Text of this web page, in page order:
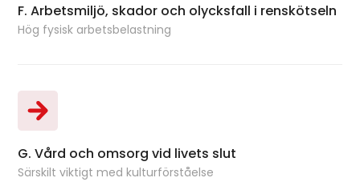
F. Arbetsmiljö, skador och olycksfall i renskötseln
Hög fysisk arbetsbelastning
G. Vård och omsorg vid livets slut
Särskilt viktigt med kulturförståelse